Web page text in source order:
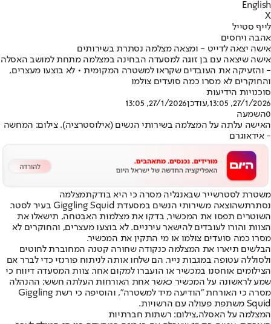
English
X
לייף סטייל
אהבה ויחסים
אישה יצאה לדייט - ומצאה מצלמה נסתרת בשירותים
אישה שיצאה עם בן זוגה למסעדה הבחינה במצלמה מתחת למושב האסלה
- והזעיקה את העובדים שקראו למשטרה המקומית • לא בוצעו מעצרים,
והחוקרים לא מסרו כמה סועדים צולמו
סוכנויות הידיעות
27/1/2026, 13:05
,עודכן27/1/2026, 13:05
0השמעה
האישה עלתה על המצלמה בשירותי הנשים (אילוסטרציה). צילום: המחשה
- אידאוגרם
משטרת לסטרשייר שבאנגליה מסרה כי היא בודקתמצלמה
נסתרת
שהוצאה משירותי הנשים במסעדת Giggling Squid בעיר לסטר.
השוטרים תפסו את המכשיר, בדקו את מצלמות האבטחה, תישאלו את
הצוות והורו לעובדים להישאר עירניים. לא בוצעו מעצרים, והחוקרים לא
מסרו כמה סועדים צולמו או מי התקין את המכשיר.
הבלשים תיארו את המצלמה כנקודה שחורה קטנה המחוברת לחוטים
ולסוללה עטופה במגבות נייר. הם שלחו אותה לניתוח פורנזי כדי לברר אם
הצילומים אוחסנו במכשיר או הועברו למקום אחר. צוות המסעדה דיווח כי
שמע לראשונה על המכשיר כאשר אחת האורחות העלתה חשש; ההנהלה
מסרה כי האורחת "הודיעה מיד למשטרה", והוסיפה כי רשת Giggling
Squid משתפת פעולה עם הרשויות.
המצלמה על האסלה,צילום: רשתות חברתיות